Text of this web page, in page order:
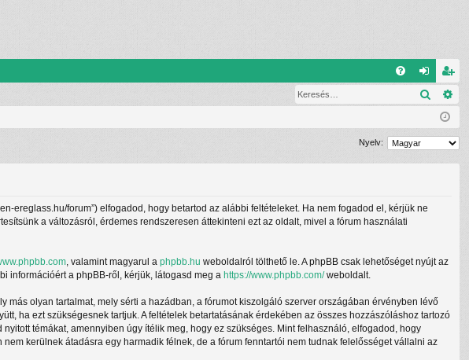
K
el
és
eg
is
ztr
ác
Nyelv:
ereglass.hu/forum”) elfogadod, hogy betartod az alábbi feltételeket. Ha nem fogadod el, kérjük ne
a változásról, érdemes rendszeresen áttekinteni ezt az oldalt, mivel a fórum használati
, valamint magyarul a phpbb.hu weboldalról tölthető le. A phpBB csak lehetőséget nyújt az
információért a phpBB-ről, kérjük, látogasd meg a https://www.phpbb.com/weboldalt.
olyan tartalmat, mely sérti a hazádban, a fórumot kiszolgáló szerver országában érvényben lévő
ha ezt szükségesnek tartjuk. A feltételek betartatásának érdekében az összes hozzászóláshoz tartozó
témákat, amennyiben úgy ítélik meg, hogy ez szükséges. Mint felhasználó, elfogadod, hogy
kerülnek átadásra egy harmadik félnek, de a fórum fenntartói nem tudnak felelősséget vállalni az